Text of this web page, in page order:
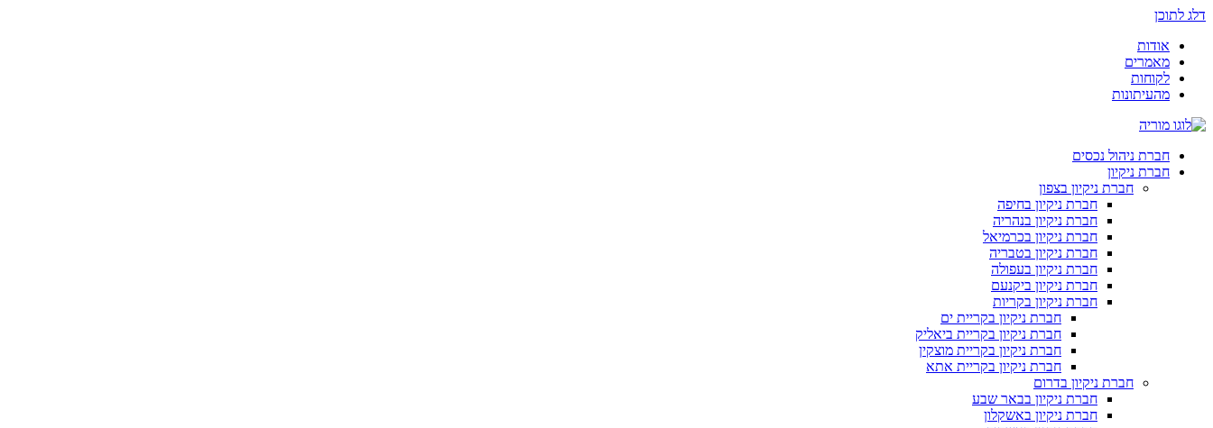
דלג לתוכן
אודות
מאמרים
לקוחות
מהעיתונות
חברת ניהול נכסים
חברת ניקיון
חברת ניקיון בצפון
חברת ניקיון בחיפה
חברת ניקיון בנהריה
חברת ניקיון בכרמיאל
חברת ניקיון בטבריה
חברת ניקיון בעפולה
חברת ניקיון ביקנעם
חברת ניקיון בקריות
חברת ניקיון בקריית ים
חברת ניקיון בקריית ביאליק
חברת ניקיון בקריית מוצקין
חברת ניקיון בקריית אתא
חברת ניקיון בדרום
חברת ניקיון בבאר שבע
חברת ניקיון באשקלון